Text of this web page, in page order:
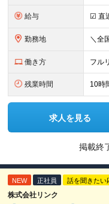
給与
勤務地
働き方 フル
残業時間 10時
求人を見る
掲載終
NEW 正社員 話を聞きたい
株式会社リンク